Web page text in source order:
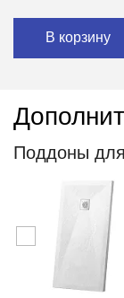
В корзину
Поддоны